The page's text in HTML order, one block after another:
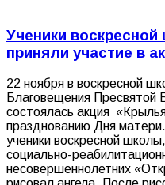
Ученики
приняли участие в
22 ноября в воскресной
Благовещения Пресвятой
состоялась акция
празднованию Дня
ученики воскресной
социально-
несовершеннолетних